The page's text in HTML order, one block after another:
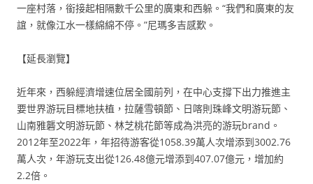
一座村落，銜接起相隔數千公里的廣東和西躲。“我們和廣東的友
誼，就像江水一樣綿綿不停。”尼瑪多吉感歎。
【延長瀏覽】
近年來，西躲經濟增速位居全國前列，在中心支撐下出力推進主
要世界游玩目標地扶植，拉薩雪頓節、日喀則珠峰文明游玩節、
山南雅礱文明游玩節、林芝桃花節等成為洪亮的游玩brand。
2012年至2022年，年招待游客從1058.39萬人次增添到3002.76
萬人次，年游玩支出從126.48億元增添到407.07億元，增加約
2.2倍。